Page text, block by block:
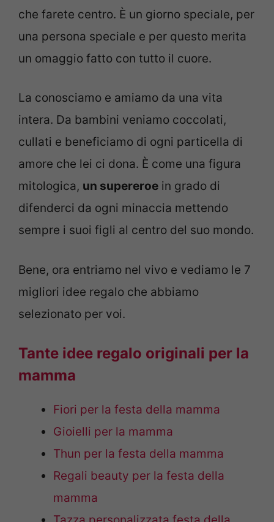
che farete centro. È un giorno speciale, per
una persona speciale e per questo merita
un omaggio fatto con tutto il cuore.
La conosciamo e amiamo da una vita
intera. Da bambini veniamo coccolati,
cullati e beneficiamo di ogni particella di
amore che lei ci dona. È come una figura
mitologica, un supereroe in grado di
difenderci da ogni minaccia mettendo
sempre i suoi figli al centro del suo mondo.
Bene, ora entriamo nel vivo e vediamo le 7
migliori idee regalo che abbiamo
selezionato per voi.
Tante idee regalo originali per la
mamma
Fiori per la festa della mamma
Gioielli per la mamma
Thun per la festa della mamma
Regali beauty per la festa della
mamma